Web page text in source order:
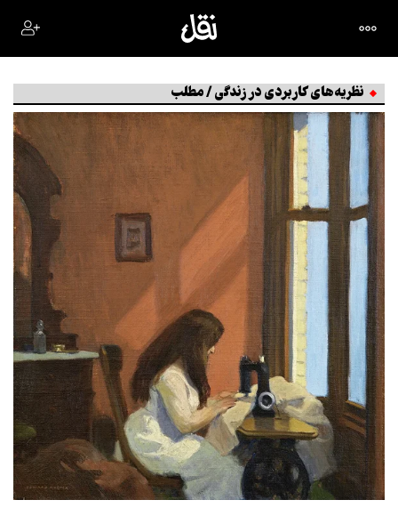
نظریه‌های کاربردی در زندگی / مطلب